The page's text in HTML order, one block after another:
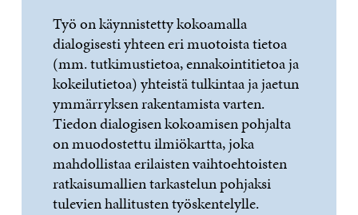
Työ on käynnistetty kokoamalla
dialogisesti yhteen eri muotoista tietoa
(mm. tutkimustietoa, ennakointitietoa ja
kokeilutietoa) yhteistä tulkintaa ja jaetun
ymmärryksen rakentamista varten.
Tiedon dialogisen kokoamisen pohjalta
on muodostettu ilmiökartta, joka
mahdollistaa erilaisten vaihtoehtoisten
ratkaisumallien tarkastelun pohjaksi
tulevien hallitusten työskentelylle.